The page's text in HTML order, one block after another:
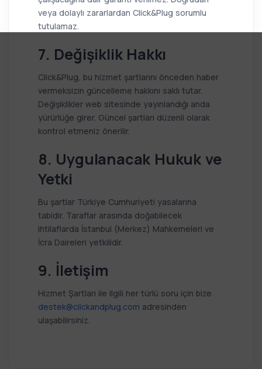
veya dolaylı zararlardan Click&Plug sorumlu
tutulamaz.
7. Değişiklik Hakkı
Click&Plug, bu hizmet şartlarını önceden haber
vermeksizin güncelleme hakkını saklı tutar.
Değişiklikler web sitesinde yayınlandığı anda
yürürlüğe girer. Güncel şartları düzenli olarak
kontrol etmeniz önerilir.
8. Uygulanacak Hukuk ve
Yetki
Bu şartlar Türkiye Cumhuriyeti yasalarına
tabidir. Taraflar arasında doğabilecek
ihtilaflarda İstanbul (Merkez) Mahkemeleri ve
İcra Daireleri yetkilidir.
9. İletişim
Hizmet Şartları ile ilgili her türlü soru için bize
destek@clickandplug.com adresinden
ulaşabilirsiniz.